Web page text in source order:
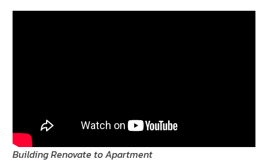
Building Renovate to Apartment